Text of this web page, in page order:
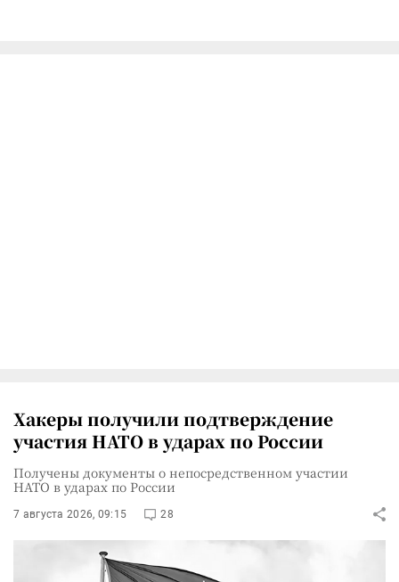
Хакеры получили подтверждение
участия НАТО в ударах по России
Получены документы о непосредственном участии
НАТО в ударах по России
7 августа 2026, 09:15 28